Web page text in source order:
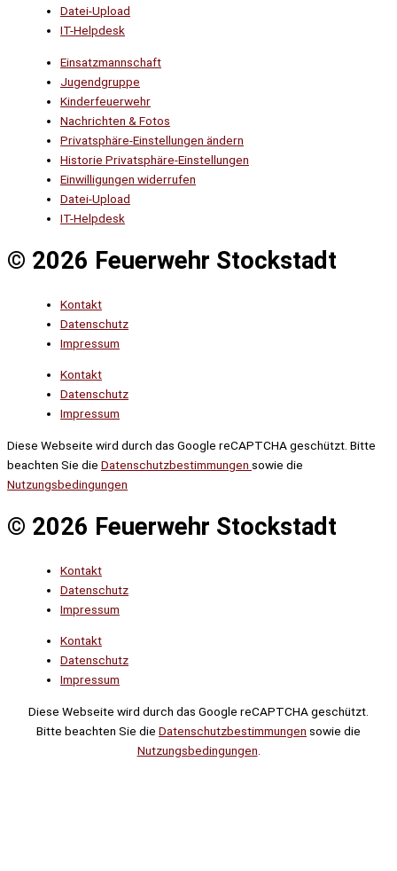
Datei-Upload
IT-Helpdesk
Einsatzmannschaft
Jugendgruppe
Kinderfeuerwehr
Nachrichten & Fotos
Privatsphäre-Einstellungen ändern
Historie Privatsphäre-Einstellungen
Einwilligungen widerrufen
Datei-Upload
IT-Helpdesk
© 2026 Feuerwehr Stockstadt
Kontakt
Datenschutz
Impressum
Kontakt
Datenschutz
Impressum
Diese Webseite wird durch das Google reCAPTCHA geschützt. Bitte
beachten Sie die Datenschutzbestimmungen sowie die
Nutzungsbedingungen
© 2026 Feuerwehr Stockstadt
Kontakt
Datenschutz
Impressum
Kontakt
Datenschutz
Impressum
Diese Webseite wird durch das Google reCAPTCHA geschützt.
Bitte beachten Sie die Datenschutzbestimmungen sowie die
Nutzungsbedingungen